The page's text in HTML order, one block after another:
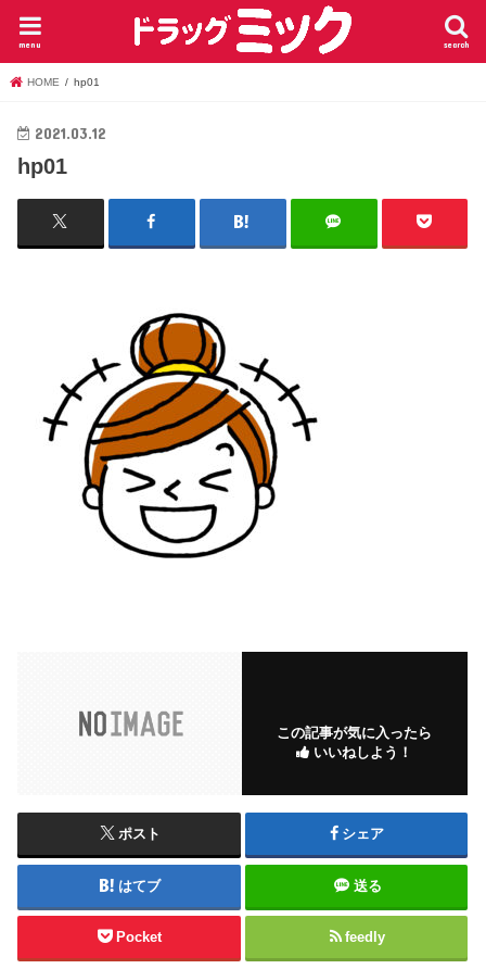
search
menu
HOME hp01
2021.03.12
hp01
この記事が気に入ったら
いいねしよう！
ポスト シェア
はてブ 送る
Pocket feedly